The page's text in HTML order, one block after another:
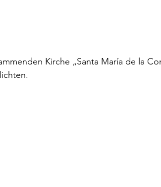
Kirche „Santa María de la